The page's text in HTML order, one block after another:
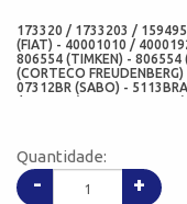
173320 / 1733203 /
(FIAT) - 40001010 /
806554 (TIMKEN) -
(CORTECO
07312BR (SABO) -
/ 117003 (DIESEL
Quantidade:
- +